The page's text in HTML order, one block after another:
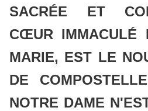
SACRÉE ET
CŒUR IMMACULÉ
MARIE, EST LE
DE
NOTRE DAME